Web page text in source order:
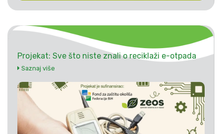
Projekat: Sve što niste znali o reciklaži e-otpada
Saznaj više